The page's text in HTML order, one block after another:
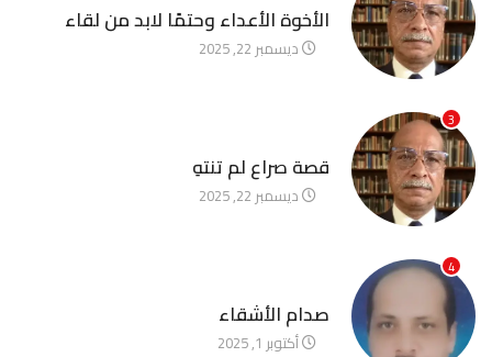
الأخوة الأعداء وحتمًا لابد من لقاء
ديسمبر 22, 2025
3
قصة صراع لم تنتهِ
ديسمبر 22, 2025
4
صدام الأشقاء
أكتوبر 1, 2025